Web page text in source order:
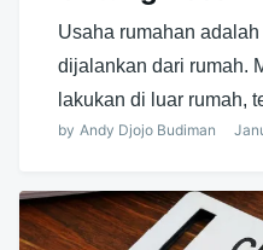
Usaha rumahan
dijalankan dari rumah.
lakukan di luar rumah,
by Andy Djojo Budiman